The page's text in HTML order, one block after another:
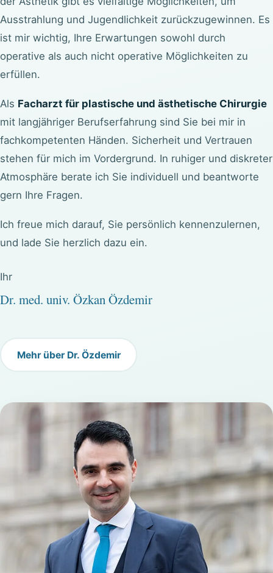
Ausstrahlung und Jugendlichkeit zurückzugewinnen. Es
ist mir wichtig, Ihre Erwartungen sowohl durch
operative als auch nicht operative Möglichkeiten zu
erfüllen.
Als Facharzt für plastische und ästhetische Chirurgie
mit langjähriger Berufserfahrung sind Sie bei mir in
fachkompetenten Händen. Sicherheit und Vertrauen
stehen für mich im Vordergrund. In ruhiger und diskreter
Atmosphäre berate ich Sie individuell und beantworte
gern Ihre Fragen.
Ich freue mich darauf, Sie persönlich kennenzulernen,
und lade Sie herzlich dazu ein.
Ihr
Dr. med. univ. Özkan Özdemir
Mehr über Dr. Özdemir